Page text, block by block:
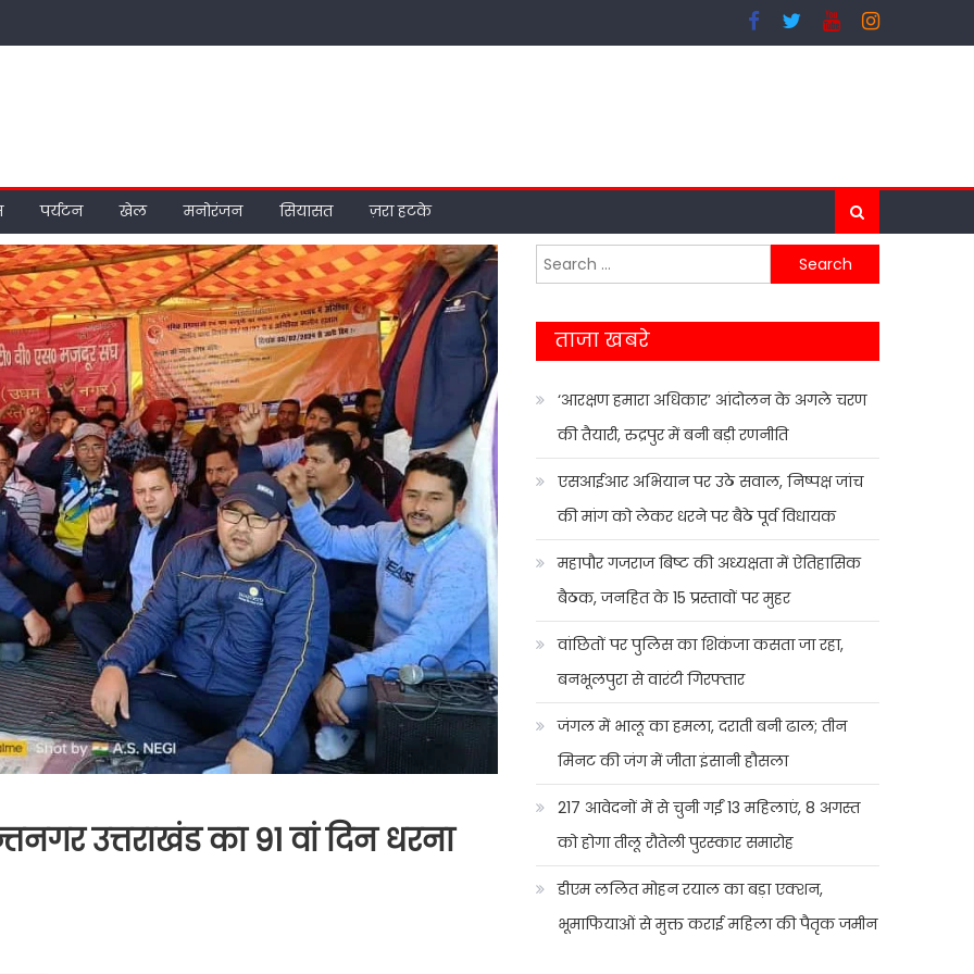
पर्यटन खेल मनोरंजन सियासत ज़रा हटके
उत्तराखंड का 91 वां दिन धरना
Search
for:
ताजा खबरे
‘आरक्षण हमारा अधिकार’ आंदोलन के अगले चरण
की तैयारी, रुद्रपुर में बनी बड़ी रणनीति
एसआईआर अभियान पर उठे सवाल, निष्पक्ष जांच
की मांग को लेकर धरने पर बैठे पूर्व विधायक
महापौर गजराज बिष्ट की अध्यक्षता में ऐतिहासिक
बैठक, जनहित के 15 प्रस्तावों पर मुहर
वांछितों पर पुलिस का शिकंजा कसता जा रहा,
बनभूलपुरा से वारंटी गिरफ्तार
जंगल में भालू का हमला, दराती बनी ढाल; तीन
मिनट की जंग में जीता इंसानी हौसला
217 आवेदनों में से चुनी गईं 13 महिलाएं, 8 अगस्त
को होगा तीलू रौतेली पुरस्कार समारोह
डीएम ललित मोहन रयाल का बड़ा एक्शन,
भूमाफियाओं से मुक्त कराई महिला की पैतृक जमीन